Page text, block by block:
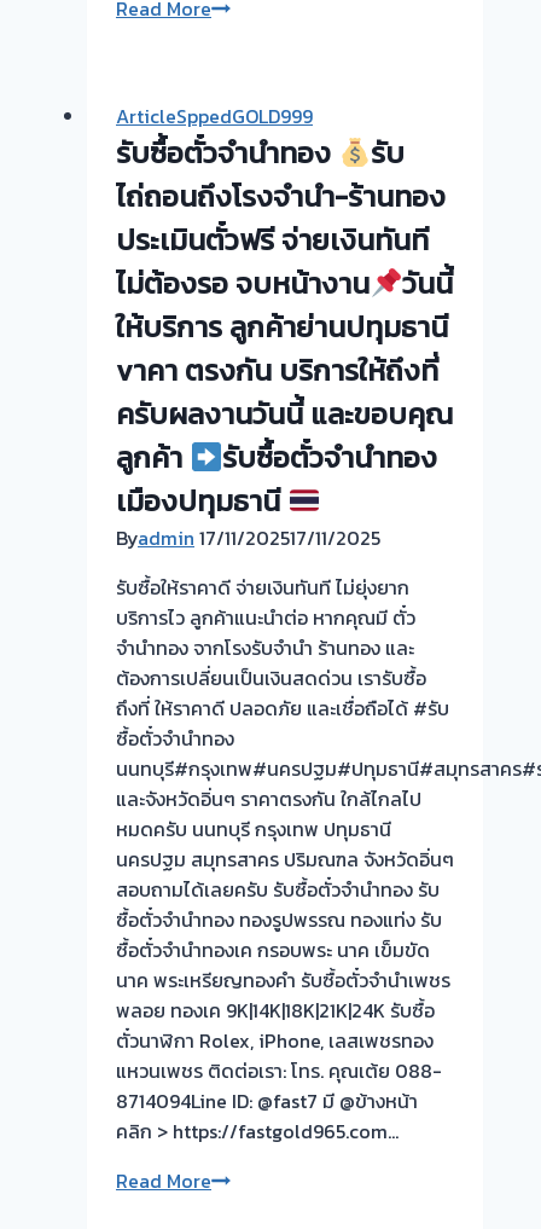
ซื้อ
ทอง
|
ท่า
อิฐ-
ไทร
นนทบุรี
Read Moreรับ
ทอง
เพชร
พลอย
นนทบุรี
กรุงเทพ
ปริมณฑล
ArticleSppedGOLD999
รับซื้อตั๋วจำนำทอง
รับ
ไถ่ถอนถึงโรงจำนำ-ร้านทอง
ประเมินตั๋วฟรี จ่ายเงินทันที
ไม่ต้องรอ จบหน้างาน
วันนี้
ให้บริการ ลูกค้าย่านปทุมธานี
vาคา ตรงกัน บริการให้ถึงที่
ครับผลงานวันนี้ และขอบคุณ
ลูกค้า
รับซื้อตั๋วจำนำทอง
เมืองปทุมธานี
Byadmin 17/11/202517/11/2025
รับซื้อให้ราคาดี จ่ายเงินทันที ไม่ยุ่งยาก
บริการไว ลูกค้าแนะนำต่อ หากคุณมี ตั๋ว
จำนำทอง จากโรงรับจำนำ ร้านทอง และ
ต้องการเปลี่ยนเป็นเงินสดด่วน เรารับซื้อ
ถึงที่ ให้ราคาดี ปลอดภัย และเชื่อถือได้ #รับ
ซื้อตั๋วจำนำทอง
นนทบุรี#กรุงเทพ#นครปฐม#ปทุมธานี#สมุทรสาคร#
และจังหวัดอิ่นๆ ราคาตรงกัน ใกล้ไกลไป
หมดครับ นนทบุรี กรุงเทพ ปทุมธานี
นครปฐม สมุทรสาคร ปริมณฑล จังหวัดอิ่นๆ
สอบถามได้เลยครับ รับซื้อตั๋วจำนำทอง รับ
ซื้อตั๋วจำนำทอง ทองรูปพรรณ ทองแท่ง รับ
ซื้อตั๋วจำนำทองเค กรอบพระ นาค เข็มขัด
นาค พระเหรียญทองคำ รับซื้อตั๋วจำนำเพชร
พลอย ทองเค 9K|14K|18K|21K|24K รับซื้อ
ตั๋วนาฬิกา Rolex, iPhone, เลสเพชรทอง
แหวนเพชร ติดต่อเรา: โทร. คุณเต้ย 088-
8714094Line ID: @fast7 มี @ข้างหน้า
คลิก > https://fastgold965.com…
Read Moreรับ